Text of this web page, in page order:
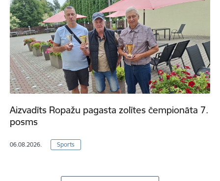
Aizvadīts Ropažu pagasta zolītes čempionāta 7.
posms
06.08.2026. Sports